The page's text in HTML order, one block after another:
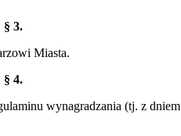
§ 3.
Miasta.
§ 4.
wynagradzania (tj. z